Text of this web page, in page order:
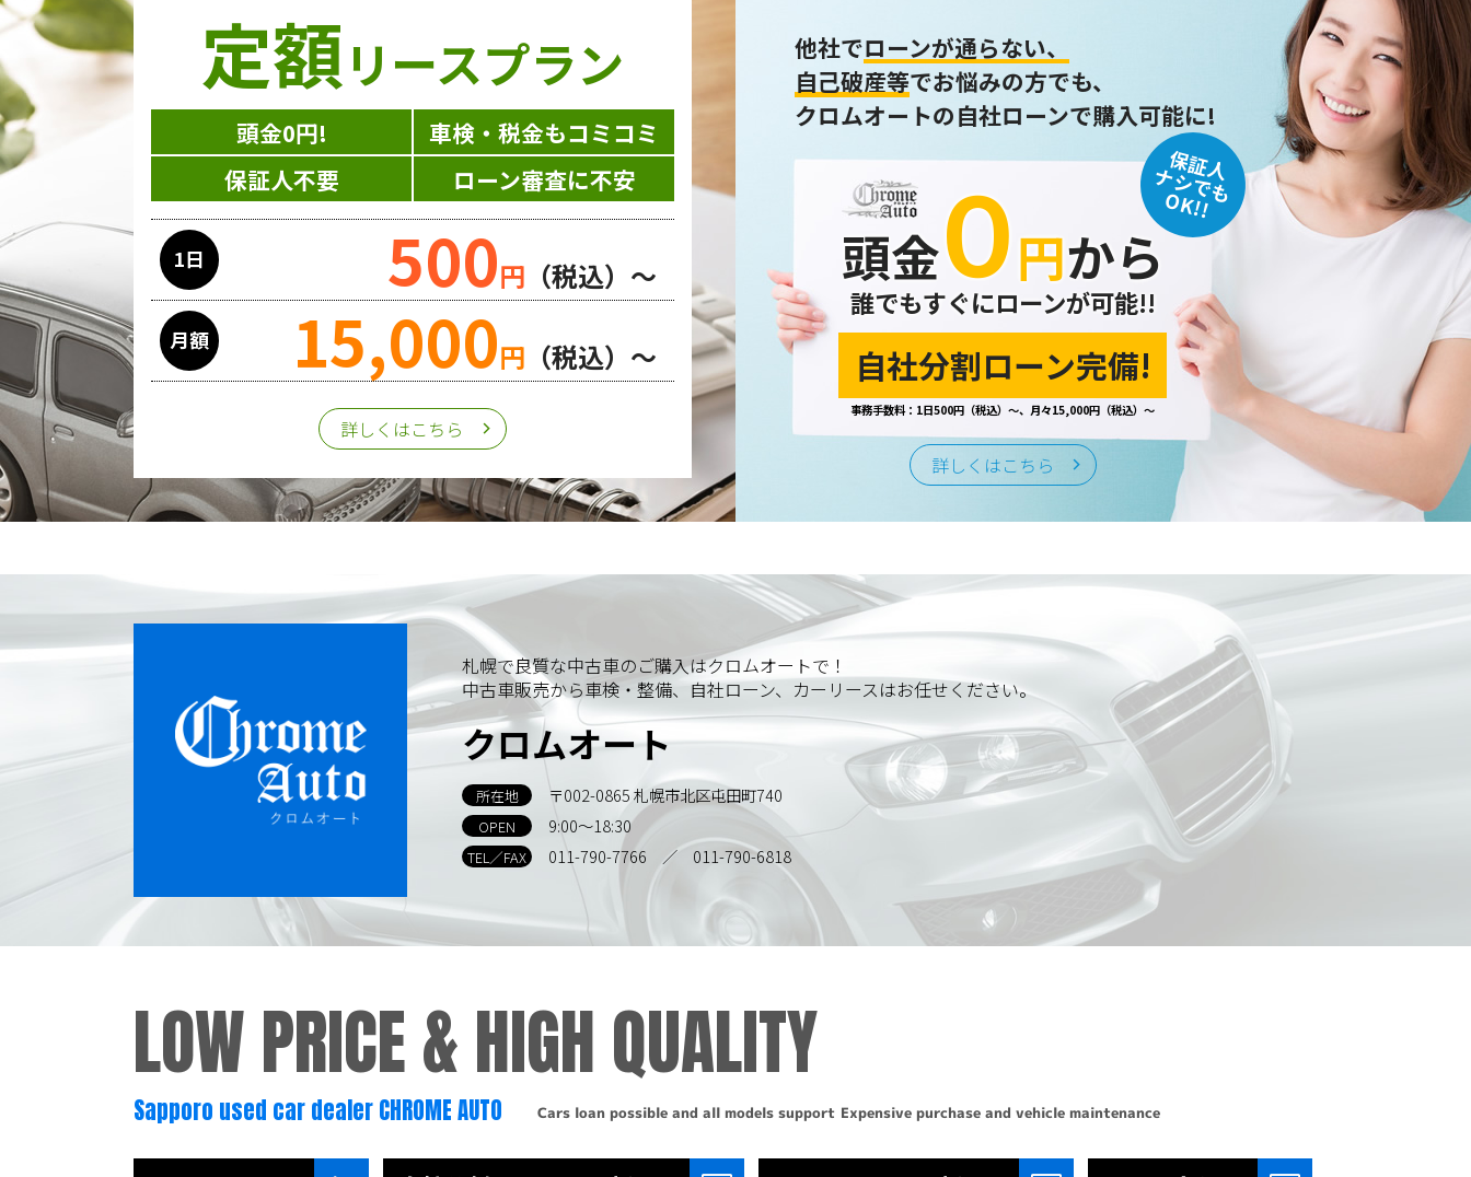
定額リースプラン
頭金0円!
車検・税金もコミコミ
保証人不要
ローン審査に不安
1日 500円 （税込）～
月額 15,000円 （税込）～
詳しくはこちら
他社でローンが通らない、
自己破産等でお悩みの方でも、
クロムオートの自社ローンで購入可能に!
保証人
ナシでも
OK!!
頭金０円から
誰でもすぐにローンが可能!!
自社分割ローン完備!
事務手数料：1日500円（税込）～、月々15,000円（税込）～
詳しくはこちら
札幌で良質な中古車のご購入はクロムオートで！
中古車販売から車検・整備、自社ローン、カーリースはお任せください。
クロムオート
所在地 〒002-0865 札幌市北区屯田町740
OPEN 9:00～18:30
TEL／FAX 011-790-7766 ／ 011-790-6818
LOW PRICE &HIGH QUALITY
Sapporo used car dealer CHROME AUTO Cars loan possible and all models support Expensive purchase and vehicle maintenance